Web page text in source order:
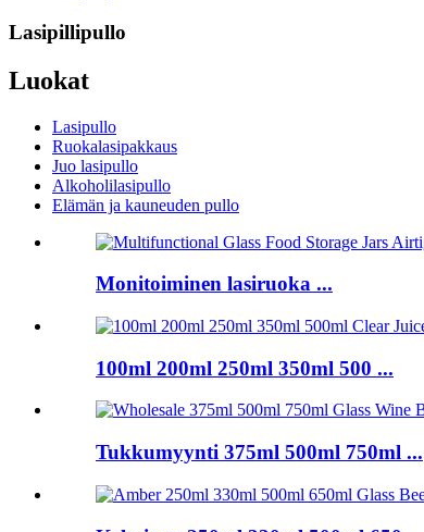
Lasipillipullo
Luokat
Lasipullo
Ruokalasipakkaus
Juo lasipullo
Alkoholilasipullo
Elämän ja kauneuden pullo
Monitoiminen lasiruoka ...
100ml 200ml 250ml 350ml 500 ...
Tukkumyynti 375ml 500ml 750ml ...